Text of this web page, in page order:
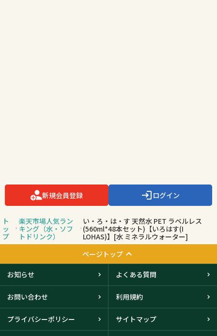
新規会員登録 ログイン
ト
ッ
プ
楽天市場人気ラン
キング（水・ソフ
トドリンク）
い・ろ・は・す 天然水 PET ラベルレス
(560ml*48本セット)【いろはす(I
LOHAS)】[水 ミネラルウォーター]
ページトップ
お知らせ よくある質問
お問い合わせ 利用規約
プライバシーポリシー サイトマップ